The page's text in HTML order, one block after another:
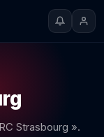
Strasbourg ».